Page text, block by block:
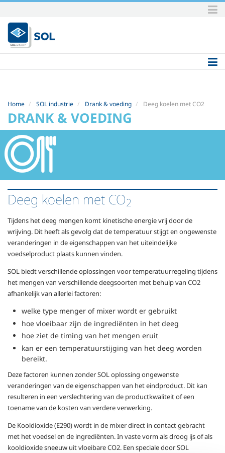
Skip
to
content.
|
to
Home SOL industrie Drank & voeding Deeg koelen met CO2
DRANK & VOEDING
Deeg koelen met CO2
Tijdens het deeg mengen komt kinetische energie vrij door de
wrijving. Dit heeft als gevolg dat de temperatuur stijgt en ongewenste
veranderingen in de eigenschappen van het uiteindelijke
voedselproduct plaats kunnen vinden.
SOL biedt verschillende oplossingen voor temperatuurregeling tijdens
het mengen van verschillende deegsoorten met behulp van CO2
afhankelijk van allerlei factoren:
welke type menger of mixer wordt er gebruikt
hoe vloeibaar zijn de ingrediënten in het deeg
hoe ziet de timing van het mengen eruit
kan er een temperatuurstijging van het deeg worden
bereikt.
Deze factoren kunnen zonder SOL oplossing ongewenste
veranderingen van de eigenschappen van het eindproduct. Dit kan
resulteren in een verslechtering van de productkwaliteit of een
toename van de kosten van verdere verwerking.
De Kooldioxide (E290) wordt in de mixer direct in contact gebracht
met het voedsel en de ingrediënten. In vaste vorm als droog ijs of als
kooldioxide sneeuw uit vloeibare CO2. Een speciale door SOL